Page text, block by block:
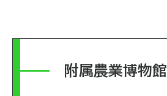
附属農業博物館